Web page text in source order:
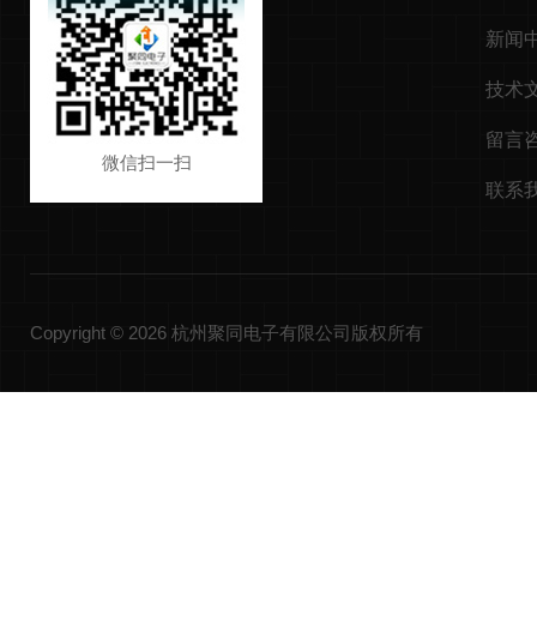
微信扫一扫
新闻
技术
留言
联系
Copyright © 2026 杭州聚同电子有限公司版权所有